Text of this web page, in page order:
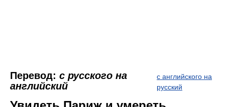
Перевод: с русского на
английский
с английского на
русский